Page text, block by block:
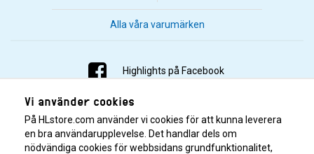
Alla våra varumärken
Highlights på Facebook
Highlights på Instagram
Highlights på Youtube
Vi använder cookies
På HLstore.com använder vi cookies för att kunna leverera
en bra användarupplevelse. Det handlar dels om
nödvändiga cookies för webbsidans grundfunktionalitet,